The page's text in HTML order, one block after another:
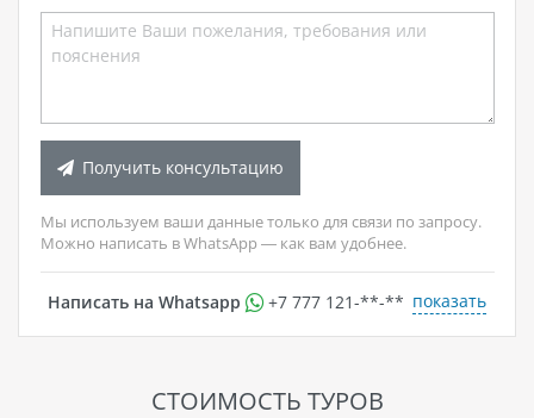
Получить консультацию
Мы используем ваши данные только для связи по запросу.
Можно написать в WhatsApp — как вам удобнее.
Написать на Whatsapp +7 777 121-**-** показать
СТОИМОСТЬ ТУРОВ